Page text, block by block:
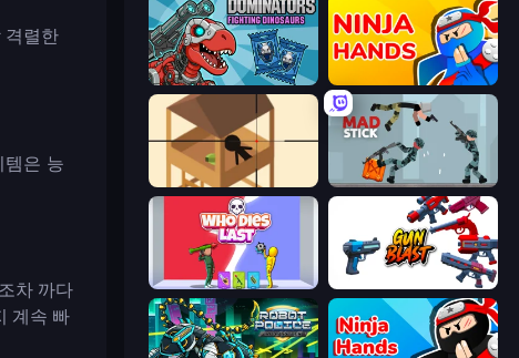
격렬한
템은 능
차 까다
계속 빠
Dominators: Fighting Dinosaurs Ninja Hands
Elite Sniper Mad Stick
Who Dies Last?